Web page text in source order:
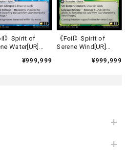
》Spirit of
Water[UR]
¥999,999
《Foil》Spirit of
Serene Wind[UR]
¥999,999